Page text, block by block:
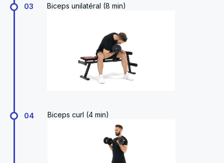
03 Biceps unilatéral (8 min)
04 Biceps curl (4 min)